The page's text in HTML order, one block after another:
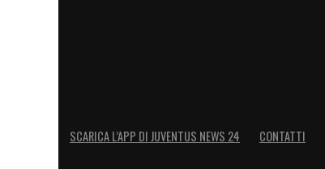
SCARICA L’APP DI JUVENTUS NEWS 24 CONTATTI